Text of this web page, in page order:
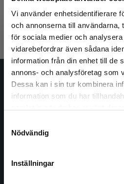
Vi använder enhetsidentifierare
och annonserna till användarna,
för sociala medier och
vidarebefordrar även sådana
information från din enhet till de
annons- och analysföretag som
Dessa kan i sin tur kombinera
information som du har
Nödvändig
Inställningar
Begränsad
Det verkar som att du
nyponochviljaforlag.se via
Sverige. För att kunna
192 krinkl. moms
Exkl. moms: 181
Nypon och Vilja
såväl barn som vuxna.
Nypon och Vilja förlag är en
Kontakta oss